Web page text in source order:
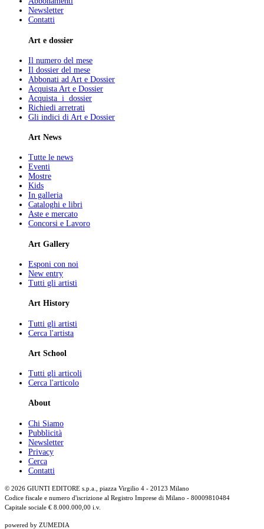
Newsletter
Contatti
Art e dossier
Il numero del mese
Il dossier del mese
Abbonati ad Art e Dossier
Acquista Art e Dossier
Acquista i dossier
Richiedi arretrati
Gli indici di Art e Dossier
Art News
Tutte le news
Eventi
Mostre
Kids
In galleria
Cataloghi e libri
Aste e mercato
Concorsi e Lavoro
Art Gallery
Esponi con noi
New entry
Tutti gli artisti
Art History
Tutti gli artisti
Cerca l'artista
Art School
Tutti gli articoli
Cerca l'articolo
About
Chi Siamo
Pubblicità
Newsletter
Privacy
Cerca
Contatti
© 2026 GIUNTI EDITORE s.p.a., piazza Virgilio 4 - 20123 Milano
Codice fiscale e numero d'iscrizione al Registro Imprese di Milano - 80009810484
Capitale sociale € 8.000.000,00 i.v.
powered by ZUMEDIA